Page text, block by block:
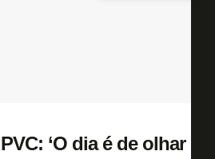
PVC: ‘O dia é de olhar